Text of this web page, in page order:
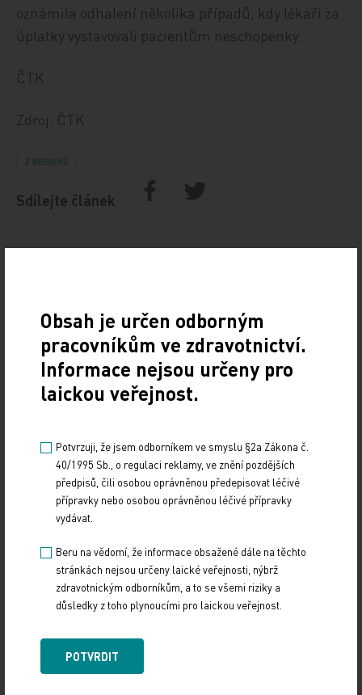
oznámila odhalení několika případů, kdy lékaři za
úplatky vystavovali pacientům neschopenky.
ČTK
Zdroj: ČTK
Z REGIONŮ
Sdílejte článek
Doporučené
19. světový kongres Controversies in Neurology
(CONy)
10. 3. 2025
19. světový kongres Controversies in Neurology (CONy)
Vystavování ePoukazů
17. 12. 2024
Dnešní Poradna přináší přehled o tom, jak funguje
ePoukaz, kde ho lze uplatnit a jaké možnosti má lékař
při jeho předání pacientovi. Představí mimo…
Obsah je určen odborným
pracovníkům ve zdravotnictví.
Informace nejsou určeny pro
laickou veřejnost.
Potvrzuji, že jsem odborníkem ve smyslu §2a Zákona č.
40/1995 Sb., o regulaci reklamy, ve znění pozdějších
předpisů, čili osobou oprávněnou předepisovat léčivé
přípravky nebo osobou oprávněnou léčivé přípravky
vydávat.
Beru na vědomí, že informace obsažené dále na těchto
stránkách nejsou určeny laické veřejnosti, nýbrž
zdravotnickým odborníkům, a to se všemi riziky a
důsledky z toho plynoucími pro laickou veřejnost.
POTVRDIT